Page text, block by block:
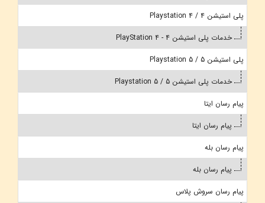
پلی استیشن 4 / Playstation 4
خدمات پلی استیشن 4 - PlayStation 4
پلی استیشن 5 / Playstation 5
خدمات پلی استیشن 5 / Playstation 5
پیام رسان ایتا
پیام رسان ایتا
پیام رسان بله
پیام رسان بله
پیام رسان سروش پلاس